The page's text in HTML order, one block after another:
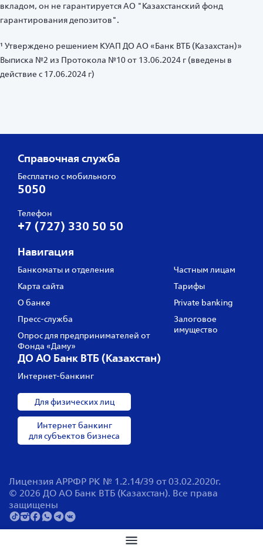
вкладом, он не гарантируется АО "Казахстанский фонд
гарантирования депозитов".
¹ Утверждено решением КУАП ДО АО «Банк ВТБ (Казахстан)»
Выписка №2 из Протокола №10 от 13.06.2024 г (введены в
действие с 17.06.2024 г)
Справочная служба
Бесплатно с мобильного
5050
Телефон
+7 (727) 330 50 50
Навигация
Банкоматы и отделения
Карта сайта
О банке
Пресс‑служба
Опрос для предпринимателей от
Фонда «Даму»
Частным лицам
Тарифы
Private banking
Залоговое
имущество
ДО АО Банк ВТБ (Казахстан)
Интернет-банкинг
Для физических лиц
Интернет банкинг
для субъектов бизнеса
Лицензия АРРФР РК № 1.2.14/39 от 03.02.2020г.
© 2026 ДО АО Банк ВТБ (Казахстан). Все права
защищены